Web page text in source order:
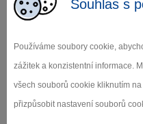
Souhlas s
Používáme soubory cookie,
zážitek a konzistentní informace.
všech souborů cookie kliknutím
přizpůsobit nastavení souborů